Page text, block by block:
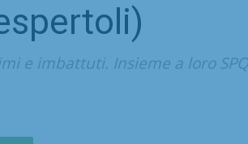
e imbattuti. Insieme a loro